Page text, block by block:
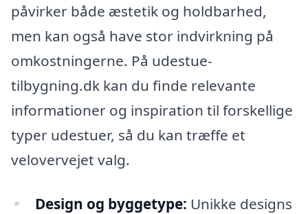
påvirker både æstetik og holdbarhed,
men kan også have stor indvirkning på
omkostningerne. På udestue-
tilbygning.dk kan du finde relevante
informationer og inspiration til forskellige
typer udestuer, så du kan træffe et
velovervejet valg.
Design og byggetype: Unikke designs